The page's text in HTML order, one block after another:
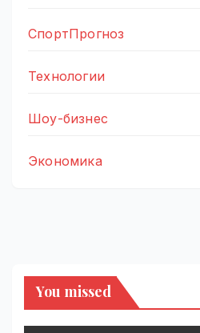
СпортПрогноз
Технологии
Шоу-бизнес
Экономика
You missed